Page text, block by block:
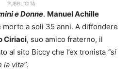
PUBBLICITÀ
e Donne. Manuel Achille
morto a soli 35 anni. A diffondere
Ciriaci, suo amico fraterno, il
al sito Biccy che l’ex tronista “si
la vita”.